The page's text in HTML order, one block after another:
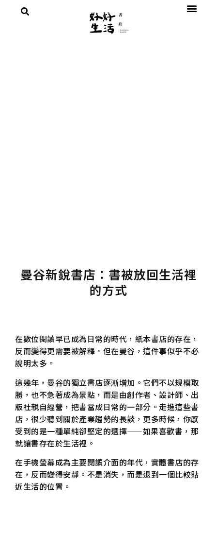
曼谷新銳書店：書被放回生活裡
的方式
在數位閱讀早已成為日常的時代，紙本書店的存在，
反而變得更需要被解釋。但在曼谷，這件事似乎不必
說明太多。
這幾年，曼谷的獨立書店逐漸增加。它們不以規模取
勝，也不急著成為景點，而是由創作者、設計師、出
版社親自經營，把書當成日常的一部分。走進這些書
店，很少聽到關於產業趨勢的長談，更多時候，你感
受到的是一種單純卻堅定的選擇——如果喜歡書，那
就讓書存在於生活裡。
在手機螢幕成為主要閱讀介面的年代，實體書店的存
在，反而變得安靜。不是消失，而是退到一個比較貼
近生活的位置。